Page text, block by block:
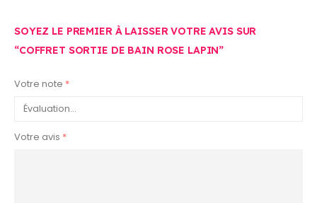
SOYEZ LE PREMIER À LAISSER VOTRE AVIS SUR
“COFFRET SORTIE DE BAIN ROSE LAPIN”
Votre note *
Votre avis *